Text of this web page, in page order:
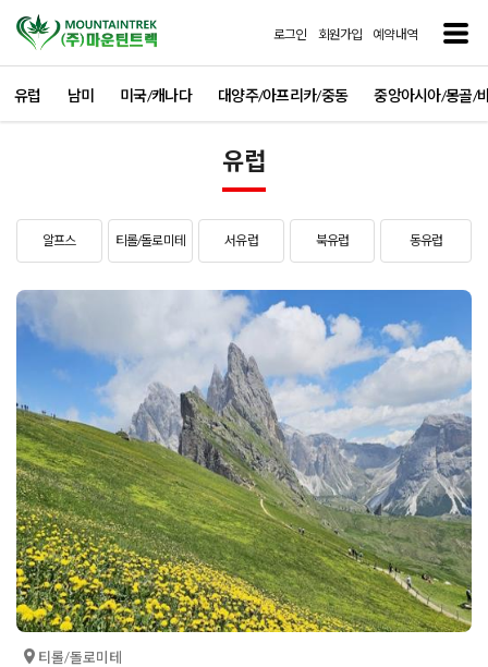
로그인 회원가입 예약내역
유럽 남미 미국/캐나다 대양주/아프리카/중동 중앙아시아/몽골/
유럽
알프스 티롤/돌로미테 서유럽 북유럽 동유럽
티롤/돌로미테